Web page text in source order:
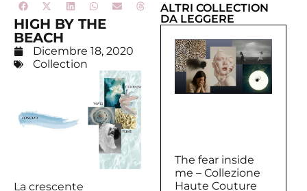
HIGH BY THE
BEACH
Dicembre 18, 2020
Collection
La crescente
ALTRI COLLECTION
DA LEGGERE
The fear inside
me – Collezione
Haute Couture